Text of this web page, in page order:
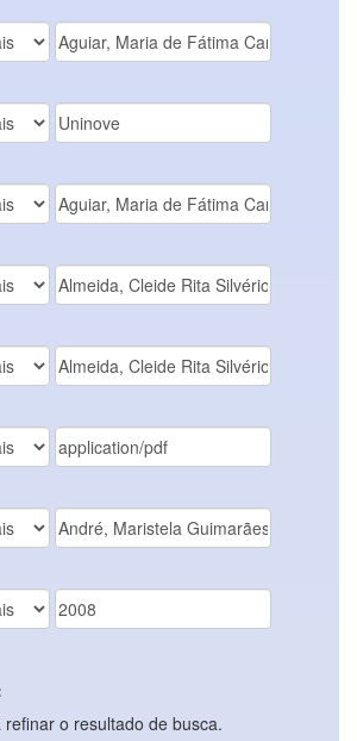
o resultado de busca.